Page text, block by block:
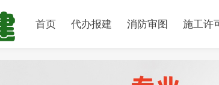
首页 代办报建 消防审图 施工许